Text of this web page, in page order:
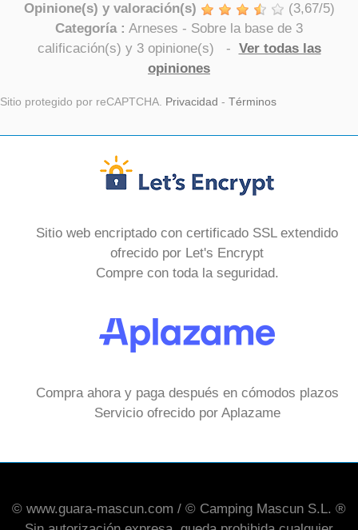
Opinione(s) y valoración(s) (3,67/5)
Categoría : Arneses - Sobre la base de 3
calificación(s) y 3opinione(s) - Ver todas las
opiniones
Sitio protegido por reCAPTCHA. Privacidad - Términos
Sitio web encriptado con certificado SSL extendido
ofrecido por Let's Encrypt
Compre con toda la seguridad.
Compra ahora y paga después en cómodos plazos
Servicio ofrecido por Aplazame
© www.guara-mascun.com / © Camping Mascun S.L. ®